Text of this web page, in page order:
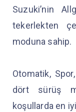
Suzuki’nin
tekerlekten
moduna sahip.
Otomatik,
dört sürüş
koşullarda en